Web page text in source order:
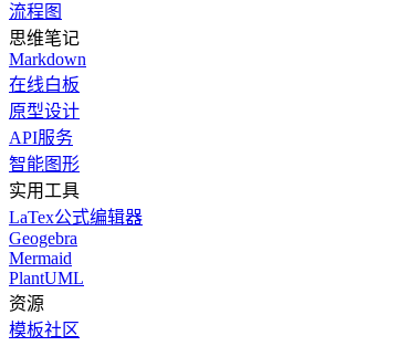
流程图
思维笔记
Markdown
在线白板
原型设计
API服务
智能图形
实用工具
LaTex公式编辑器
Geogebra
Mermaid
PlantUML
资源
模板社区